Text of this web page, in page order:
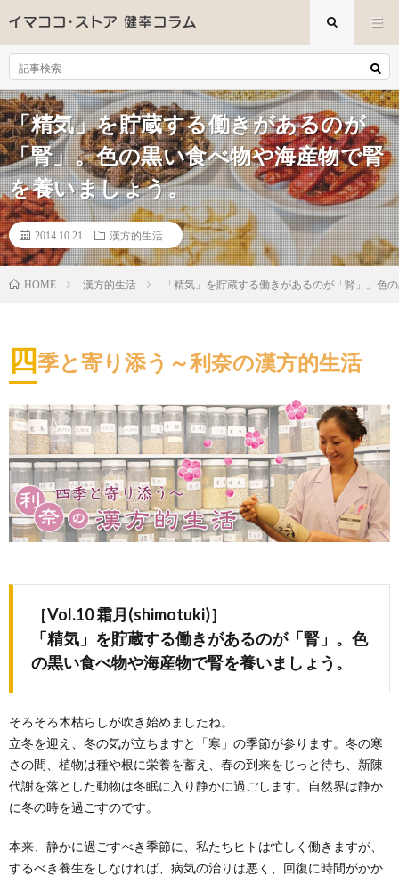
「精気」を貯蔵する働きがあるのが
「腎」。色の黒い食べ物や海産物で腎
を養いましょう。
2014.10.21 漢方的生活
HOME 漢方的生活 「精気」を貯蔵する働きがあるのが「腎」。色
四季と寄り添う～利奈の漢方的生活
［Vol.10 霜月(shimotuki)］
「精気」を貯蔵する働きがあるのが「腎」。色
の黒い食べ物や海産物で腎を養いましょう。
そろそろ木枯らしが吹き始めましたね。
立冬を迎え、冬の気が立ちますと「寒」の季節が参ります。冬の寒
さの間、植物は種や根に栄養を蓄え、春の到来をじっと待ち、新陳
代謝を落とした動物は冬眠に入り静かに過ごします。自然界は静か
に冬の時を過ごすのです。
本来、静かに過ごすべき季節に、私たちヒトは忙しく働きますが、
するべき養生をしなければ、病気の治りは悪く、回復に時間がかか